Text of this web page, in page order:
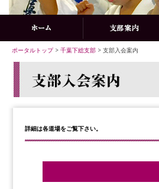
ポータルトップ> 千葉下総支部 > 支部入会案内
詳細は各道場をご覧下さい。